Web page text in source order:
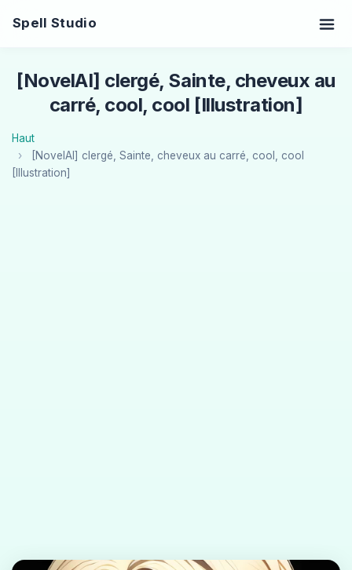
Spell Studio
[NovelAI] clergé, Sainte, cheveux au
carré, cool, cool [Illustration]
Haut
[NovelAI] clergé, Sainte, cheveux au carré, cool, cool
[Illustration]